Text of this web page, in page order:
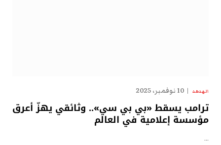
الهدهد 10 نوفمبر، 2025
ترامب يسقط «بي بي سي».. وثائقي يهزّ أعرق
مؤسسة إعلامية في العالم
…